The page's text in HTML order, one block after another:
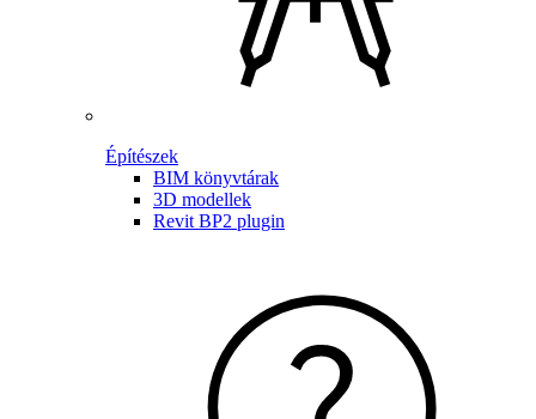
Építészek
BIM könyvtárak
3D modellek
Revit BP2 plugin